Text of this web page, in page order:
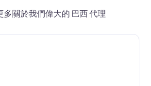
多關於我們偉大的 巴西 代理